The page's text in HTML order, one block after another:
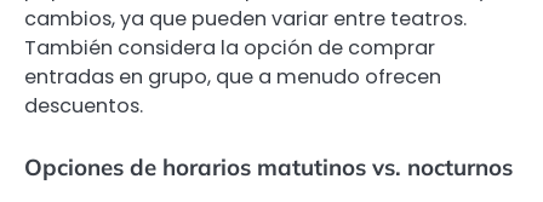
cambios, ya que pueden variar entre teatros.
También considera la opción de comprar
entradas en grupo, que a menudo ofrecen
descuentos.
Opciones de horarios matutinos vs. nocturnos